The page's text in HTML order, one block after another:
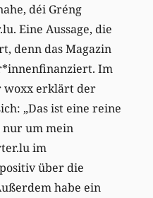
déi Gréng
Eine Aussage, die
denn das Magazin
Im
woxx erklärt der
„Das ist eine reine
nur um mein
im
über die
habe ein